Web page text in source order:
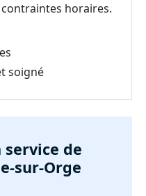
horaires.
soigné
service de
sur-Orge